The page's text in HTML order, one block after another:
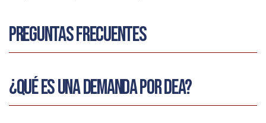
Preguntas frecuentes
¿Qué es una demanda por DEA?